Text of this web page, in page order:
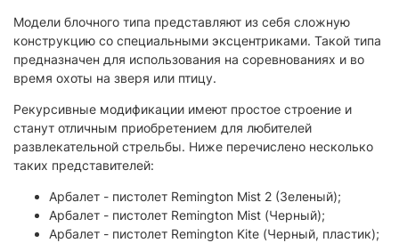
Модели блочного типа представляют из себя сложную
конструкцию со специальными эксцентриками. Такой типа
предназначен для использования на соревнованиях и во
время охоты на зверя или птицу.
Рекурсивные модификации имеют простое строение и
станут отличным приобретением для любителей
развлекательной стрельбы. Ниже перечислено несколько
таких представителей:
Арбалет - пистолет Remington Mist 2 (Зеленый);
Арбалет - пистолет Remington Mist (Черный);
Арбалет - пистолет Remington Kite (Черный, пластик);